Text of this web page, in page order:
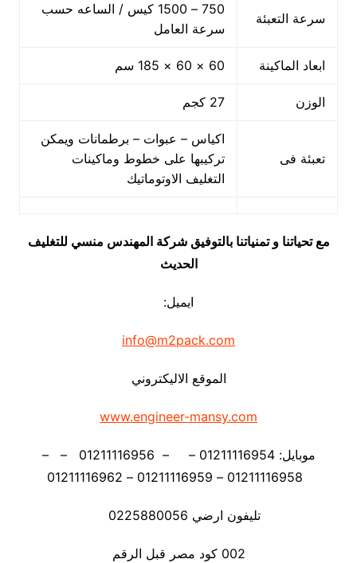
سرعة التعبئة
750 – 1500 كيس / الساعه حسب
سرعة العامل
ابعاد الماكينة 60 × 60 × 185 سم
الوزن 27 كجم
تعبئة فى
اكياس – عبوات – برطمانات ويمكن
تركيبها على خطوط وماكينات
التغليف الاوتوماتيك
مع تحياتنا و تمنياتنا بالتوفيق شركة المهندس منسي للتغليف
الحديث
ايميل:
info@m2pack.com
الموقع الاليكتروني
www.engineer-mansy.com
موبايل: 01211116954 – – 01211116956 – –
تليفون ارضي 0225880056
002 كود مصر قبل الرقم